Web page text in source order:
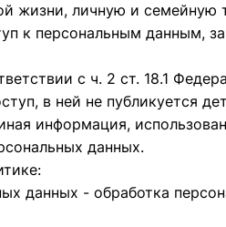
жизни, личную и семейную
к персональным данным,
с ч. 2 ст. 18.1
в ней не публикуется
информация,
данных.
данных - обработка